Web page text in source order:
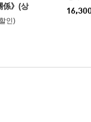
係》(상
인)